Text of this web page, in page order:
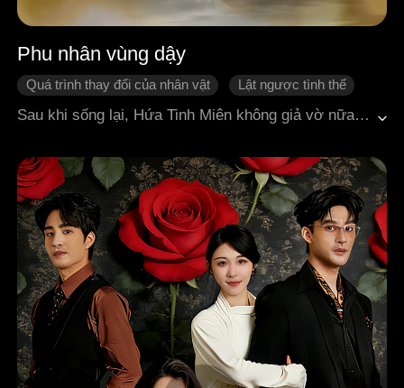
Phu nhân vùng dậy
Quá trình thay đổi của nhân vật
Lật ngược tình thế
Báo thù
Tình cảm gia đình
Ngôn tình hiện đại
Sau khi sống lại, Hứa Tinh Miên không giả vờ nữa. Cô xé bỏ vỏ bọc ngốc nghếch, vùng lên làm loạn giới hào môn: bóc trần thứ giả tạo, xử lý người thân tồi tệ, mạnh mẽ và dứt khoát không ai bằng! Cô không hề biết, người chồng ngồi xe lăn tưởng như vô dụng ấy, lại chính là vệ sĩ bí ẩn luôn âm thầm bảo vệ cô ngày đêm. Cuộc hôn nhân tưởng chỉ là đóng kịch, nhưng trong những lần thăm dò đầy ẩn ý, cả hai lại thật lòng rung động. Tình cảm dần nảy sinh, đêm ngày quan tâm, yêu thương không rời...